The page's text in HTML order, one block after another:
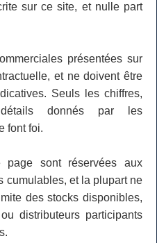
sur ce site, et nulle part
présentées sur
et ne doivent être
Seuls les chiffres,
donnés par les
font foi.
sont réservées aux
cumulables, et la plupart ne
des stocks disponibles,
distributeurs participants